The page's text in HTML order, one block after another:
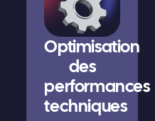
Optimisation
des
performances
techniques